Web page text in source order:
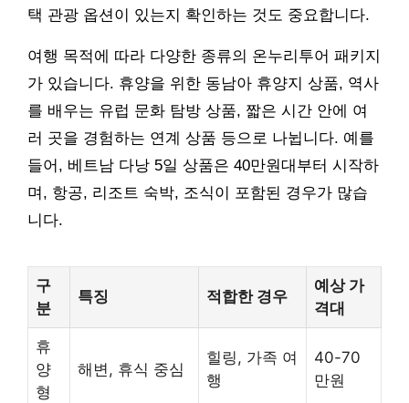
택 관광 옵션이 있는지 확인하는 것도 중요합니다.
여행 목적에 따라 다양한 종류의 온누리투어 패키지
가 있습니다. 휴양을 위한 동남아 휴양지 상품, 역사
를 배우는 유럽 문화 탐방 상품, 짧은 시간 안에 여
러 곳을 경험하는 연계 상품 등으로 나뉩니다. 예를
들어, 베트남 다낭 5일 상품은 40만원대부터 시작하
며, 항공, 리조트 숙박, 조식이 포함된 경우가 많습
니다.
구
분
특징 적합한 경우
예상 가
격대
휴
양
형
해변, 휴식 중심
힐링, 가족 여
행
40-70
만원